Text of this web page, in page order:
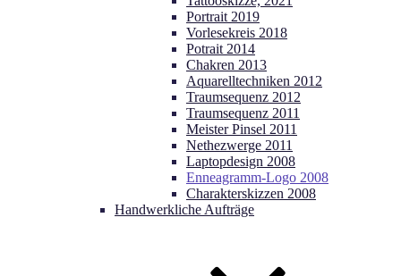
Portrait 2019
Vorlesekreis 2018
Potrait 2014
Chakren 2013
Aquarelltechniken 2012
Traumsequenz 2012
Traumsequenz 2011
Meister Pinsel 2011
Nethezwerge 2011
Laptopdesign 2008
Enneagramm-Logo 2008
Charakterskizzen 2008
Handwerkliche Aufträge